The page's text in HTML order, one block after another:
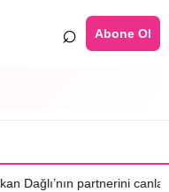
⌕ Abone Ol
•Daha 17’ye